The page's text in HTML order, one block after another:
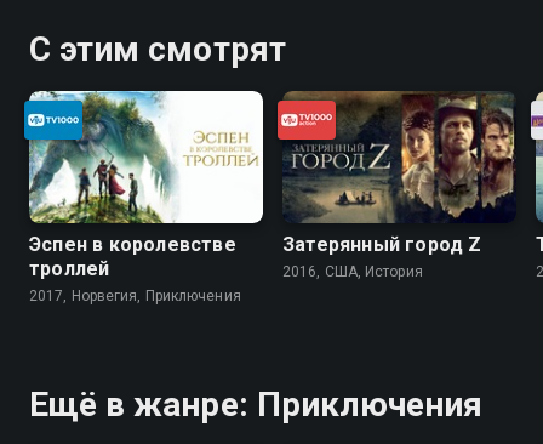
С этим смотрят
Эспен в королевстве
троллей
2017, Норвегия, Приключения
Затерянный город Z
2016, США, История
Ещё в жанре: Приключения